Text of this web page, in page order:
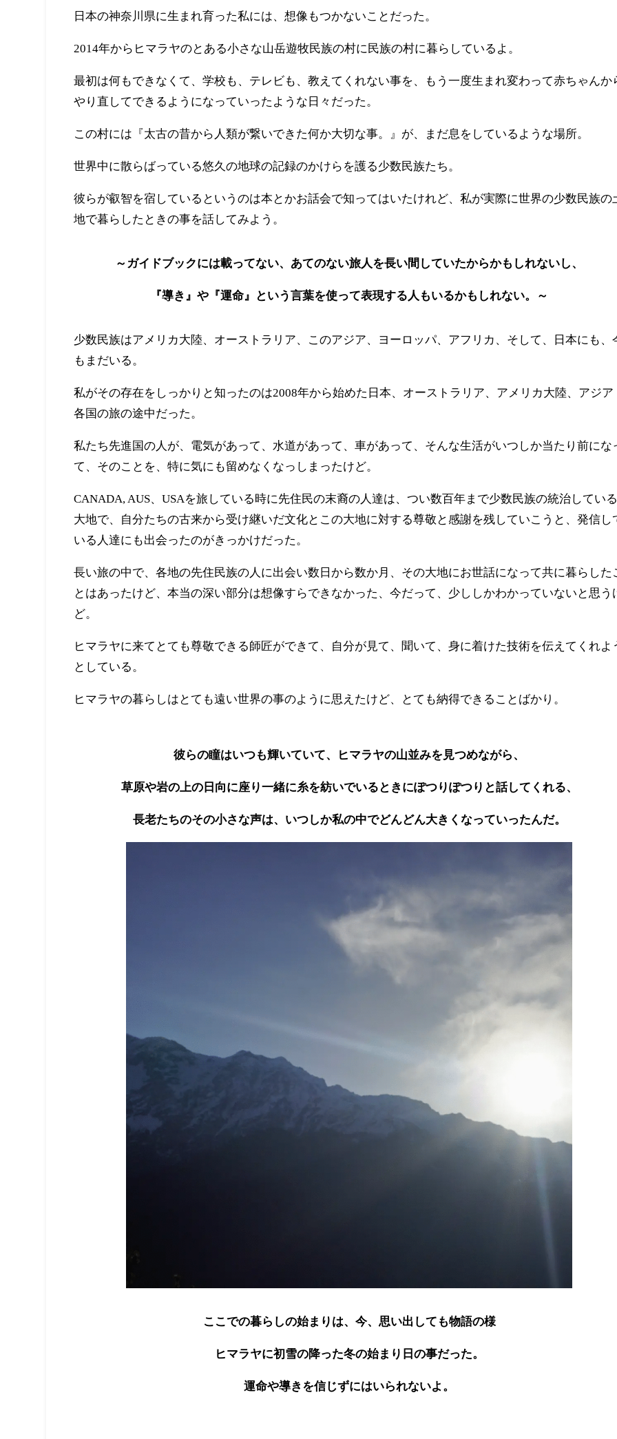
日本の神奈川県に生まれ育った私には、想像もつかないことだった。
2014年からヒマラヤのとある小さな山岳遊牧民族の村に民族の村に暮らしているよ。
最初は何もできなくて、学校も、テレビも、教えてくれない事を、もう一度生まれ変わって赤ちゃんか
やり直してできるようになっていったような日々だった。
この村には『太古の昔から人類が繋いできた何か大切な事。』が、まだ息をしているような場所。
世界中に散らばっている悠久の地球の記録のかけらを護る少数民族たち。
彼らが叡智を宿しているというのは本とかお話会で知ってはいたけれど、私が実際に世界の少数民族の
地で暮らしたときの事を話してみよう。
～ガイドブックには載ってない、あてのない旅人を長い間していたからかもしれないし、
『導き』や『運命』という言葉を使って表現する人もいるかもしれない。～
少数民族はアメリカ大陸、オーストラリア、このアジア、ヨーロッパ、アフリカ、そして、日本にも、
もまだいる。
私がその存在をしっかりと知ったのは2008年から始めた日本、オーストラリア、アメリカ大陸、アジア
各国の旅の途中だった。
私たち先進国の人が、電気があって、水道があって、車があって、そんな生活がいつしか当たり前にな
て、そのことを、特に気にも留めなくなっしまったけど。
CANADA, AUS、USAを旅している時に先住民の末裔の人達は、つい数百年まで少数民族の統治している
大地で、自分たちの古来から受け継いだ文化とこの大地に対する尊敬と感謝を残していこうと、発信し
いる人達にも出会ったのがきっかけだった。
長い旅の中で、各地の先住民族の人に出会い数日から数か月、その大地にお世話になって共に暮らした
とはあったけど、本当の深い部分は想像すらできなかった、今だって、少ししかわかっていないと思う
ど。
ヒマラヤに来てとても尊敬できる師匠ができて、自分が見て、聞いて、身に着けた技術を伝えてくれよ
としている。
ヒマラヤの暮らしはとても遠い世界の事のように思えたけど、とても納得できることばかり。
彼らの瞳はいつも輝いていて、ヒマラヤの山並みを見つめながら、
草原や岩の上の日向に座り一緒に糸を紡いでいるときにぽつりぽつりと話してくれる、
長老たちのその小さな声は、いつしか私の中でどんどん大きくなっていったんだ。
ここでの暮らしの始まりは、今、思い出しても物語の様
ヒマラヤに初雪の降った冬の始まり日の事だった。
運命や導きを信じずにはいられないよ。